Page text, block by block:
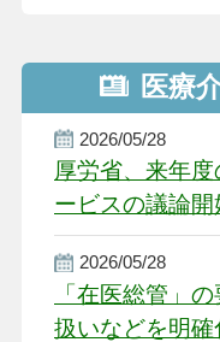
医療
2026/05/28
厚労省、来年
ービスの議論
厳しい経営環境
2026/05/28
「在医総管」
扱いなどを明